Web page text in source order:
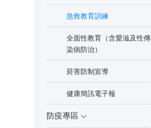
急救教育訓練
全面性教育（含愛滋及性傳
染病防治）
菸害防制宣導
健康簡訊電子報
防疫專區